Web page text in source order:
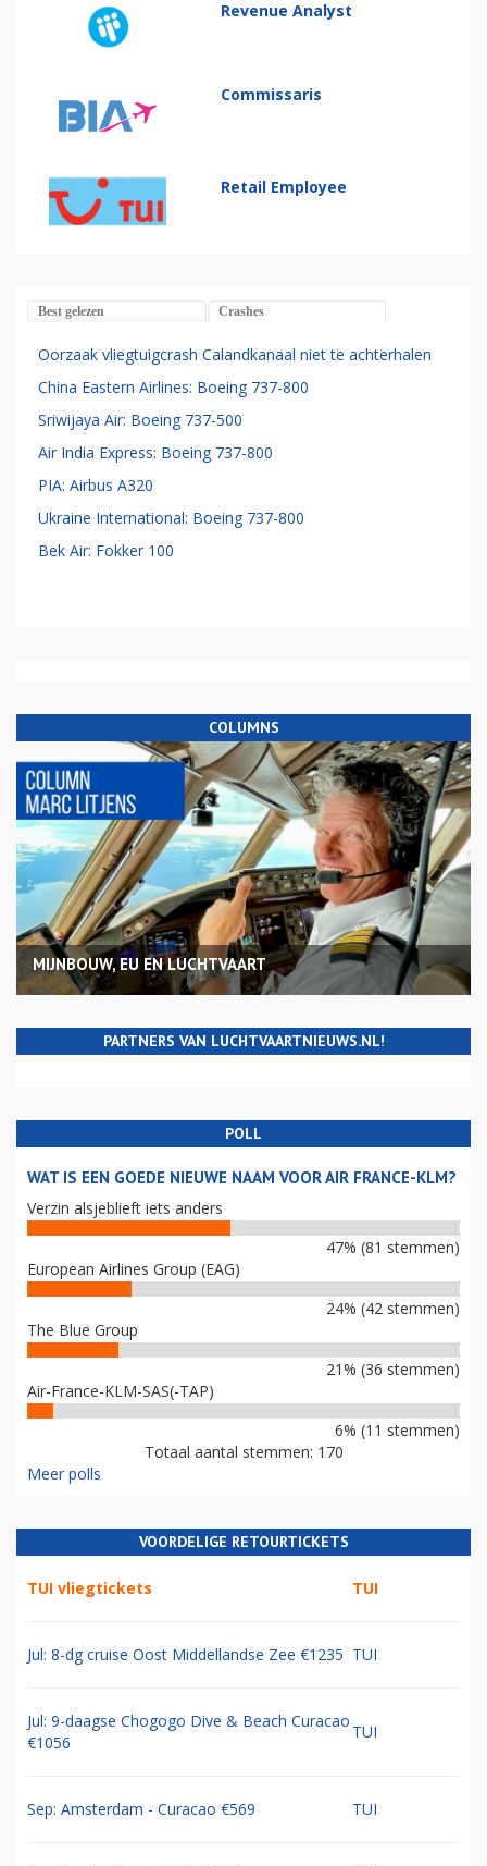
Revenue Analyst
Commissaris
Retail Employee
Best gelezen Crashes
Oorzaak vliegtuigcrash Calandkanaal niet te achterhalen
China Eastern Airlines: Boeing 737-800
Sriwijaya Air: Boeing 737-500
Air India Express: Boeing 737-800
PIA: Airbus A320
Ukraine International: Boeing 737-800
Bek Air: Fokker 100
COLUMNS
MIJNBOUW, EU EN LUCHTVAART
PARTNERS VAN LUCHTVAARTNIEUWS.NL!
POLL
WAT IS EEN GOEDE NIEUWE NAAM VOOR AIR FRANCE-KLM?
Verzin alsjeblieft iets anders
47% (81 stemmen)
European Airlines Group (EAG)
24% (42 stemmen)
The Blue Group
21% (36 stemmen)
Air-France-KLM-SAS(-TAP)
6% (11 stemmen)
Totaal aantal stemmen: 170
Meer polls
VOORDELIGE RETOURTICKETS
TUI vliegtickets TUI
Jul: 8-dg cruise Oost Middellandse Zee €1235 TUI
Jul: 9-daagse Chogogo Dive & Beach Curacao
€1056
TUI
Sep: Amsterdam - Curacao €569 TUI